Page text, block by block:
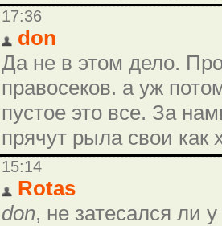
17:36
don
Да не в этом дело.
правосеков. а уж
пустое это все. За
прячут рыла свои как
15:14
Rotas
don, не затесался ли